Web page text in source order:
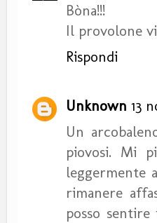
Bòna!!!
Il provolone
Rispondi
Unknown 13
Un
piovosi. Mi
leggermente
rimanere
posso